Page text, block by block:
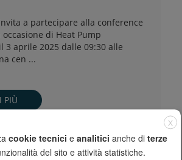
a partecipare alla conference
di Heat Pump
3 aprile 2025 dalle 09:30 alle
cen ...
PIÙ
X
cookie tecnici e analitici anche di terze
del sito e attività statistiche.